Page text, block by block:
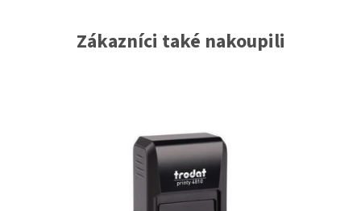
Zákazníci také nakoupili